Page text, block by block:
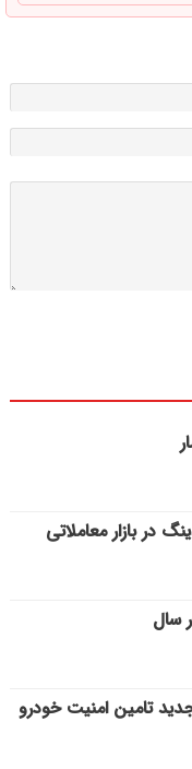
در بازار معاملاتی
سال
تامین امنیت خودرو